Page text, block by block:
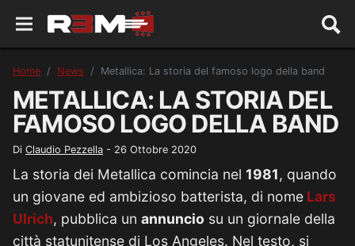
Home News Metallica: La storia del famoso logo della band
METALLICA: LA STORIA DEL
FAMOSO LOGO DELLA BAND
Di Claudio Pezzella - 26 Ottobre 2020
La storia dei Metallica comincia nel 1981, quando
un giovane ed ambizioso batterista, di nome Lars
Ulrich, pubblica un annuncio su un giornale della
città statunitense di Los Angeles. Nel testo, si